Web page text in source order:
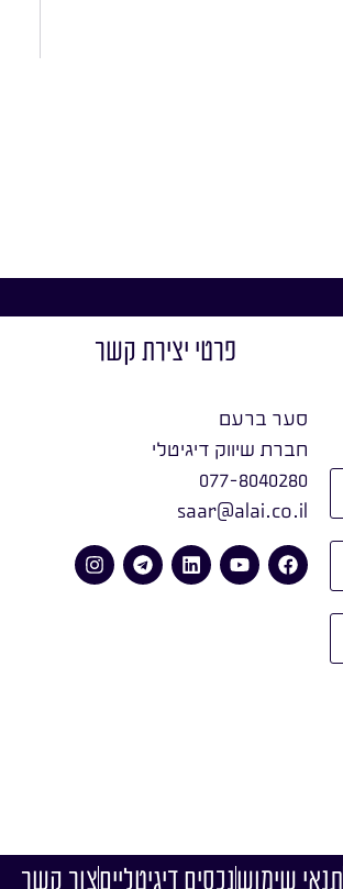
פרטי יצירת קשר
סער ברעם
חברת שיווק דיגיטלי
077-8040280
saar@alai.co.il
תנאי שימושנכסים דיגיטלייםצור קשר